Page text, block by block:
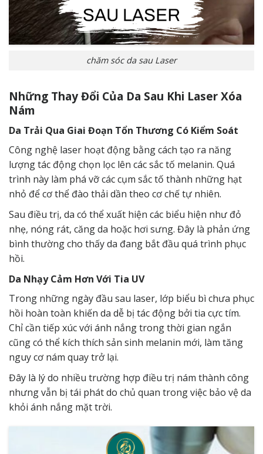
chăm sóc da sau Laser
Những Thay Đổi Của Da Sau Khi Laser Xóa
Nám
Da Trải Qua Giai Đoạn Tổn Thương Có Kiểm Soát
Công nghệ laser hoạt động bằng cách tạo ra năng
lượng tác động chọn lọc lên các sắc tố melanin. Quá
trình này làm phá vỡ các cụm sắc tố thành những hạt
nhỏ để cơ thể đào thải dần theo cơ chế tự nhiên.
Sau điều trị, da có thể xuất hiện các biểu hiện như đỏ
nhẹ, nóng rát, căng da hoặc hơi sưng. Đây là phản ứng
bình thường cho thấy da đang bắt đầu quá trình phục
hồi.
Da Nhạy Cảm Hơn Với Tia UV
Trong những ngày đầu sau laser, lớp biểu bì chưa phục
hồi hoàn toàn khiến da dễ bị tác động bởi tia cực tím.
Chỉ cần tiếp xúc với ánh nắng trong thời gian ngắn
cũng có thể kích thích sản sinh melanin mới, làm tăng
nguy cơ nám quay trở lại.
Đây là lý do nhiều trường hợp điều trị nám thành công
nhưng vẫn bị tái phát do chủ quan trong việc bảo vệ da
khỏi ánh nắng mặt trời.